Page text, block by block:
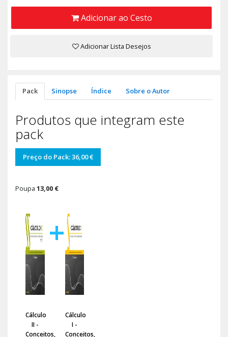
Adicionar ao Cesto
Adicionar Lista Desejos
Pack Sinopse Índice Sobre o Autor
Produtos que integram este
pack
Preço do Pack: 36,00 €
Poupa 13,00 €
Cálculo
II -
Conceitos,
Cálculo
I -
Conceitos,